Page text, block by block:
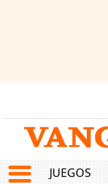
JUEGOS